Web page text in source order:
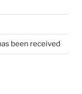
been received